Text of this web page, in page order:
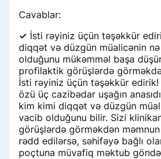
Cavablar:
✓ İsti rəyiniz üçün təşəkkür
diqqət və düzgün müalicənin
olduğunu mükəmməl başa
profilaktik görüşlərdə
İsti rəyiniz üçün təşəkkür edirik!
özü üç cazibədar uşağın
kim kimi diqqət və düzgün
vacib olduğunu bilir. Sizi
görüşlərdə görməkdən məmnun
rədd edilərsə, səhifəyə bağlı
poçtuna müvafiq məktub